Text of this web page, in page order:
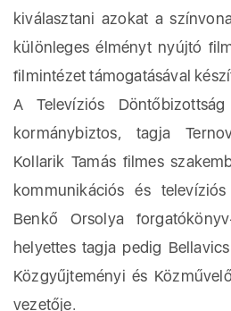
kiválasztani azokat a
különleges élményt nyújtó
filmintézet támogatásával
A Televíziós
kormánybiztos, tagja
Kollarik Tamás filmes
kommunikációs és
Benkő Orsolya
helyettes tagja pedig
Közgyűjteményi és
vezetője.